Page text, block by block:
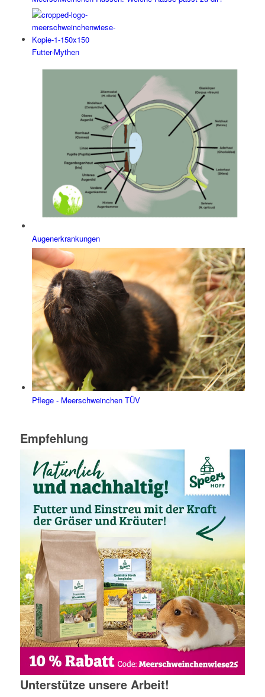
Futter-Mythen
Augenerkrankungen
Pflege - Meerschweinchen TÜV
Empfehlung
Unterstütze unsere Arbeit!